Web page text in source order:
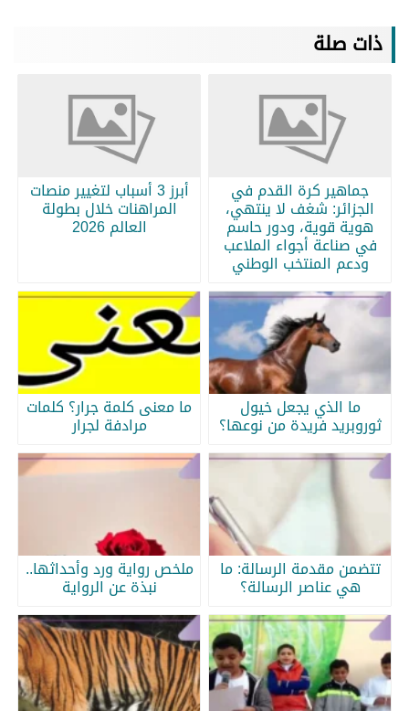
ذات صلة
جماهير كرة القدم في
الجزائر: شغف لا ينتهي،
هوية قوية، ودور حاسم
في صناعة أجواء الملاعب
ودعم المنتخب الوطني
أبرز 3 أسباب لتغيير منصات
المراهنات خلال بطولة
العالم 2026
ما الذي يجعل خيول
ثوروبريد فريدة من نوعها؟
ما معنى كلمة جرار؟ كلمات
مرادفة لجرار
تتضمن مقدمة الرسالة: ما
هي عناصر الرسالة؟
ملخص رواية ورد وأحداثها..
نبذة عن الرواية